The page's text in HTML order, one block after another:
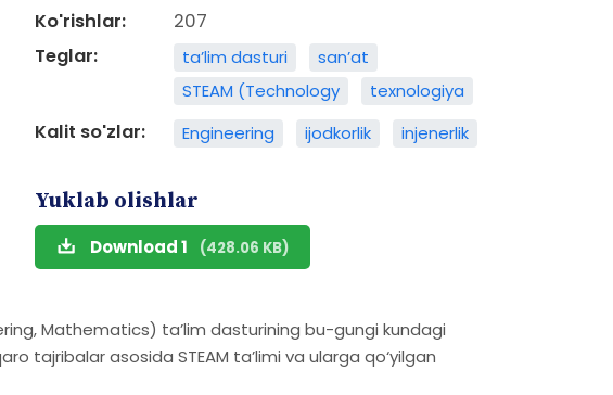
Ko'rishlar:
207
Teglar:
ta’lim dasturi
san’at
STEAM (Technology
texnologiya
Kalit so'zlar: Engineering ijodkorlik injenerlik
Yuklab olishlar
Download 1 (428.06 KB)
Mathematics) ta’lim dasturining bu-gungi kundagi
tajribalar asosida STEAM ta’limi va ularga qo‘yilgan